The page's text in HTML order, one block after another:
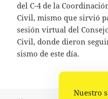
del C-4 de la
Civil, mismo que sirvió
sesión virtual del
Civil, donde dieron
sismo de este día.
Nuestro